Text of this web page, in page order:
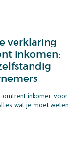
verklaring
inkomen:
omtrent inkomen voor
wat je moet weten